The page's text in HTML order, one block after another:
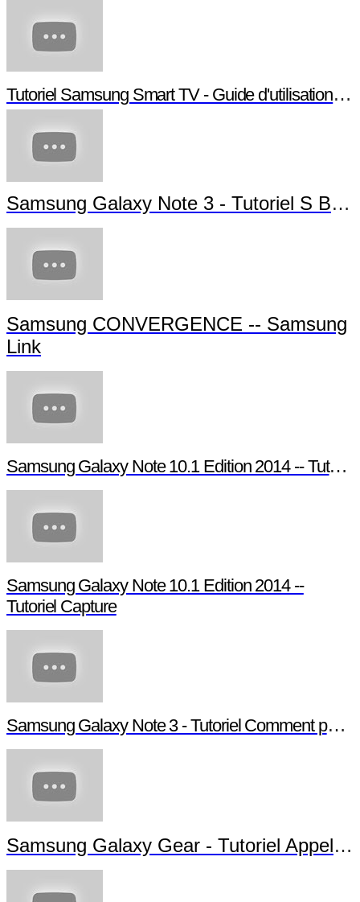
Tutoriel Samsung Smart TV - Guide d'utilisation Smart TV
Samsung Galaxy Note 3 - Tutoriel S Beam
Samsung CONVERGENCE -- Samsung
Link
Samsung Galaxy Note 10.1 Edition 2014 -- Tutoriel Pen Window
Samsung Galaxy Note 10.1 Edition 2014 --
Tutoriel Capture
Samsung Galaxy Note 3 - Tutoriel Comment paramétrer votre Note 3
Samsung Galaxy Gear - Tutoriel Appels et Messages